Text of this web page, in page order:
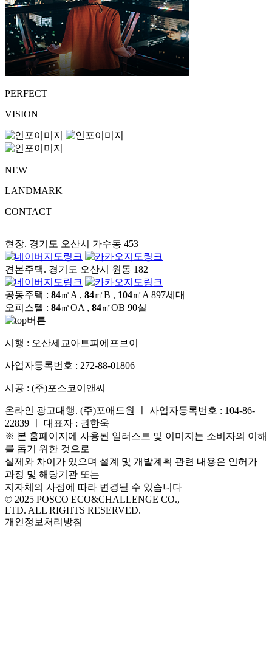
PERFECT
VISION
NEW
LANDMARK
CONTACT
현장. 경기도 오산시 가수동 453
견본주택. 경기도 오산시 원동 182
공동주택 : 84㎡A , 84㎡B , 104㎡A897세대
오피스텔 : 84㎡OA , 84㎡OB 90실
시행 : 오산세교아트피에프브이
사업자등록번호 : 272-88-01806
시공 : (주)포스코이앤씨
온라인 광고대행. (주)포애드원 ㅣ 사업자등록번호 : 104-86-
22839 ㅣ 대표자 : 권한욱
※ 본 홈페이지에 사용된 일러스트 및 이미지는 소비자의 이해
를 돕기 위한 것으로
실제와 차이가 있으며 설계 및 개발계획 관련 내용은 인허가
과정 및 해당기관 또는
지자체의 사정에 따라 변경될 수 있습니다
© 2025 POSCO ECO&CHALLENGE CO.,
LTD. ALL RIGHTS RESERVED.
개인정보처리방침